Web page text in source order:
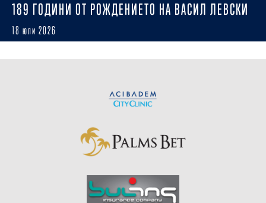
189 ГОДИНИ ОТ РОЖДЕНИЕТО НА ВАСИЛ ЛЕВСКИ
18 юли 2026